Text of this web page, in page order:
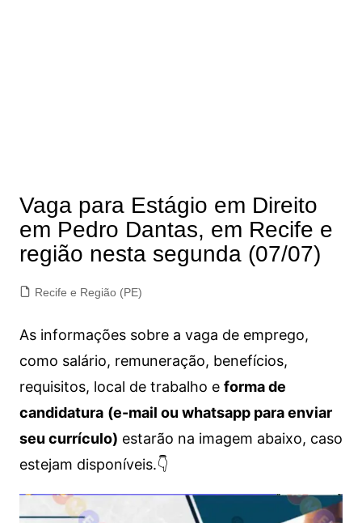
Vaga para Estágio em Direito
em Pedro Dantas, em Recife e
região nesta segunda (07/07)
Recife e Região (PE)
As informações sobre a vaga de emprego,
como salário, remuneração, benefícios,
requisitos, local de trabalho e forma de
candidatura (e-mail ou whatsapp para enviar
seu currículo) estarão na imagem abaixo, caso
estejam disponíveis.👇